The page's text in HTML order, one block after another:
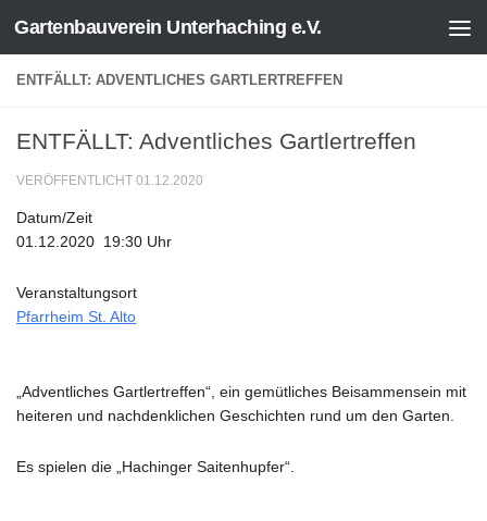
Zum Inhalt springen
Gartenbauverein Unterhaching e.V.
ENTFÄLLT: ADVENTLICHES GARTLERTREFFEN
ENTFÄLLT: Adventliches Gartlertreffen
VERÖFFENTLICHT 01.12.2020
Datum/Zeit
01.12.2020 19:30 Uhr
Veranstaltungsort
Pfarrheim St. Alto
„Adventliches Gartlertreffen“, ein gemütliches Beisammensein mit
heiteren und nachdenklichen Geschichten rund um den Garten.
Es spielen die „Hachinger Saitenhupfer“.